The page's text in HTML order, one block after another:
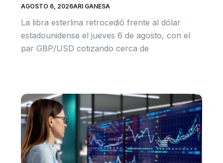
AGOSTO 6, 2026ARI GANESA
La libra esterlina retrocedió frente al dólar
estadounidense el jueves 6 de agosto, con el
par GBP/USD cotizando cerca de